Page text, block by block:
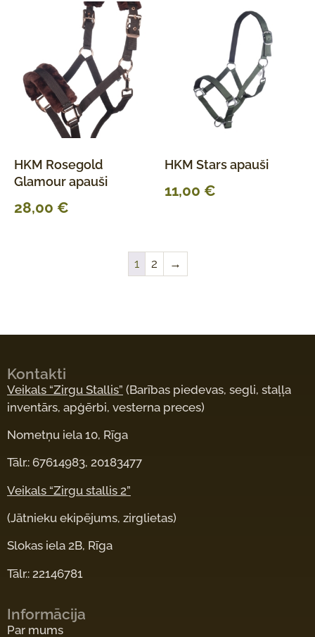
HKM Rosegold
Glamour apauši
28,00 €
HKM Stars apauši
11,00 €
1 2 →
Kontakti
Veikals “Zirgu Stallis” (Barības piedevas, segli, staļļa
inventārs, apģērbi, vesterna preces)
Nometņu iela 10, Rīga
Tālr.: 67614983, 20183477
Veikals “Zirgu stallis 2”
(Jātnieku ekipējums, zirglietas)
Slokas iela 2B, Rīga
Tālr.: 22146781
Informācija
Par mums